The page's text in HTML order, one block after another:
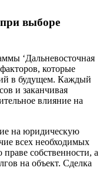
выборе
‘Дальневосточная
которые
в будущем. Каждый
и заканчивая
влияние на
на юридическую
всех необходимых
праве собственности, а
на объект. Сделка